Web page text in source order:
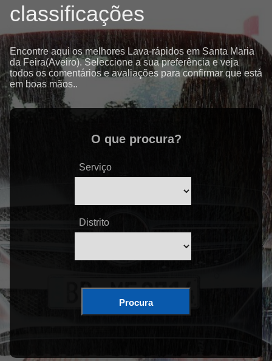
classificações
Encontre aqui os melhores Lava-rápidos em Santa Maria
da Feira(Aveiro). Seleccione a sua preferência e veja
todos os comentários e avaliações para confirmar que está
em boas mãos..
O que procura?
Serviço
Distrito
Procura